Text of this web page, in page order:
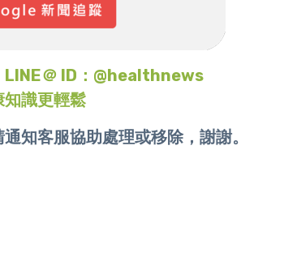
LINE＠ ID：@healthnews
識更輕鬆
知客服協助處理或移除，謝謝。